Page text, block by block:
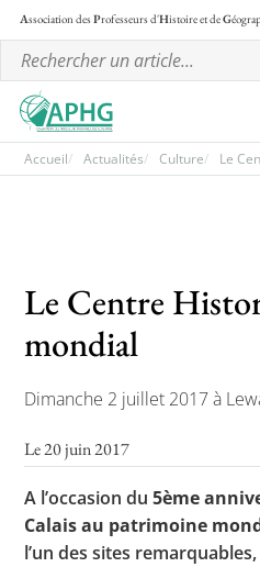
Association desProfesseurs d'Histoire et deG
Les ateliers
Communiqués
Lettre
Accueil Actualités Culture Le
Le Centre
mondial
Dimanche 2 juillet 2017 à
Le 20 juin 2017
A l’occasion du5ème
Calais au patrimoine
l’un des sites